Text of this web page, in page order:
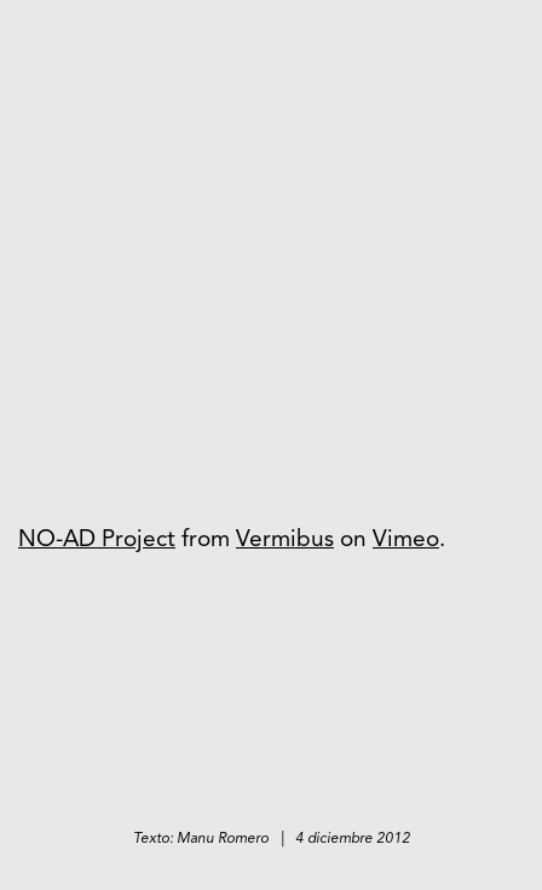
NO-AD Project from Vermibus on Vimeo.
Texto: Manu Romero | 4 diciembre 2012